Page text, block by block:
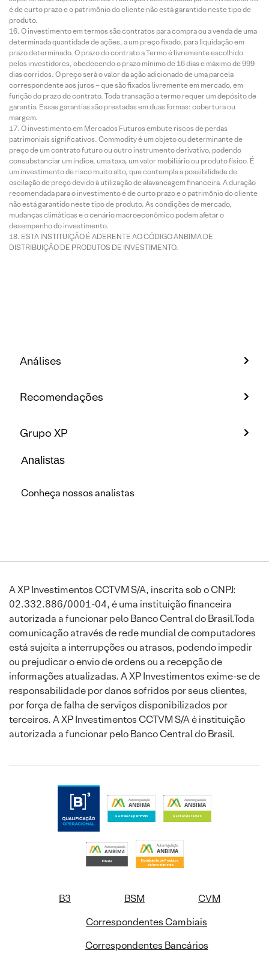
é de curto prazo e o patrimônio do cliente não está garantido neste tipo de
produto.
O investimento em termos são contratos para compra ou a venda de uma
determinada quantidade de ações, a um preço fixado, para liquidação em
prazo determinado. O prazo do contrato a Termo é livremente escolhido
pelos investidores, obedecendo o prazo mínimo de 16 dias e máximo de 999
dias corridos. O preço será o valor da ação adicionado de uma parcela
correspondente aos juros – que são fixados livremente em mercado, em
função do prazo do contrato. Toda transação a termo requer um depósito de
garantia. Essas garantias são prestadas em duas formas: cobertura ou
margem.
O investimento em Mercados Futuros embute riscos de perdas
patrimoniais significativos. Commodity é um objeto ou determinante de
preço de um contrato futuro ou outro instrumento derivativo, podendo
consubstanciar um índice, uma taxa, um valor mobiliário ou produto físico. É
um investimento de risco muito alto, que contempla a possibilidade de
oscilação de preço devido à utilização de alavancagem financeira. A duração
recomendada para o investimento é de curto prazo e o patrimônio do cliente
não está garantido neste tipo de produto. As condições de mercado,
mudanças climáticas e o cenário macroeconômico podem afetar o
desempenho do investimento.
ESTA INSTITUIÇÃO É ADERENTE AO CÓDIGO ANBIMA DE
DISTRIBUIÇÃO DE PRODUTOS DE INVESTIMENTO.
Análises
Recomendações
Grupo XP
Analistas
Conheça nossos analistas
A XP Investimentos CCTVM S/A, inscrita sob o CNPJ:
02.332.886/0001-04, é uma instituição financeira
autorizada a funcionar pelo Banco Central do Brasil.Toda
comunicação através de rede mundial de computadores
está sujeita a interrupções ou atrasos, podendo impedir
ou prejudicar o envio de ordens ou a recepção de
informações atualizadas. A XP Investimentos exime-se de
responsabilidade por danos sofridos por seus clientes,
por força de falha de serviços disponibilizados por
terceiros. A XP Investimentos CCTVM S/A é instituição
autorizada a funcionar pelo Banco Central do Brasil.
B3 BSM
CVM
Correspondentes Cambiais
Correspondentes Bancários